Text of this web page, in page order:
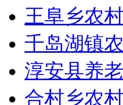
王阜乡农
千岛湖镇
淳安县养
合村乡农